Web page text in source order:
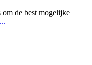
de best mogelijke